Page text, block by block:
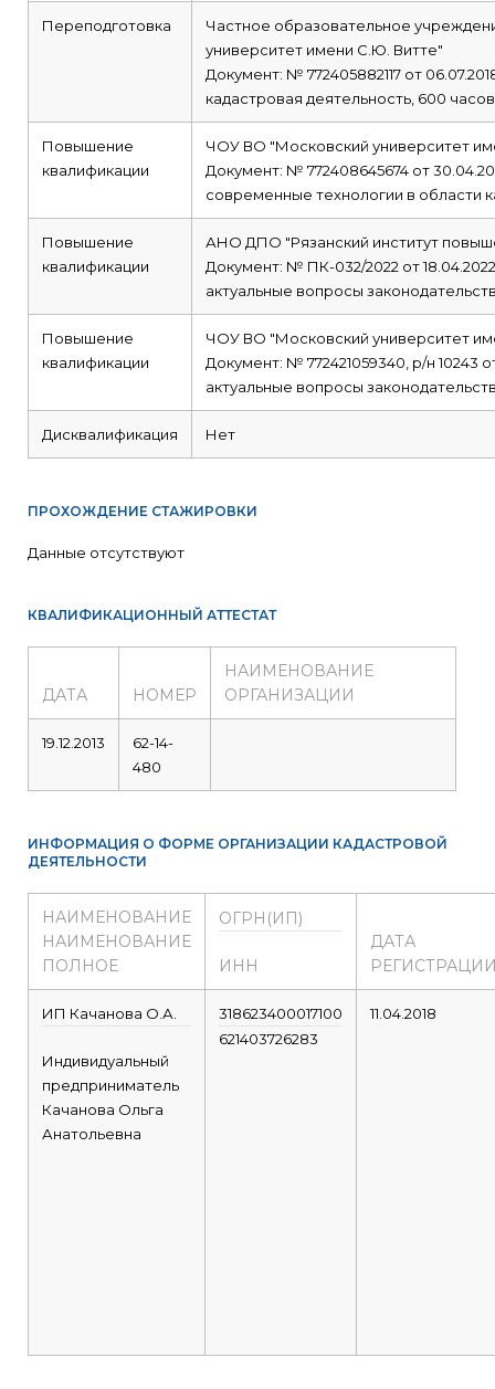
Переподготовка
Частное образовательное
университет имени С.Ю. Витте"
Документ: № 772405882117 от
кадастровая деятельность, 600 часов
Повышение
квалификации
ЧОУ ВО "Московский университет
Документ: № 772408645674 от
современные технологии в области
Повышение
квалификации
АНО ДПО "Рязанский институт
Документ: № ПК-032/2022 от 18.04.2022
актуальные вопросы
Повышение
квалификации
ЧОУ ВО "Московский университет
Документ: № 772421059340, р/н 10243
актуальные вопросы
Дисквалификация Нет
ПРОХОЖДЕНИЕ СТАЖИРОВКИ
Данные отсутствуют
КВАЛИФИКАЦИОННЫЙ АТТЕСТАТ
ДАТА НОМЕР
НАИМЕНОВАНИЕ
ОРГАНИЗАЦИИ
19.12.2013
62-14-
480
ИНФОРМАЦИЯ О ФОРМЕ ОРГАНИЗАЦИИ КАДАСТРОВОЙ
ДЕЯТЕЛЬНОСТИ
НАИМЕНОВАНИЕ
НАИМЕНОВАНИЕ
ПОЛНОЕ
ОГРН(ИП)
ИНН
ДАТА
ИП Качанова О.А.
Индивидуальный
предприниматель
Качанова Ольга
Анатольевна
318623400017100
621403726283
11.04.2018